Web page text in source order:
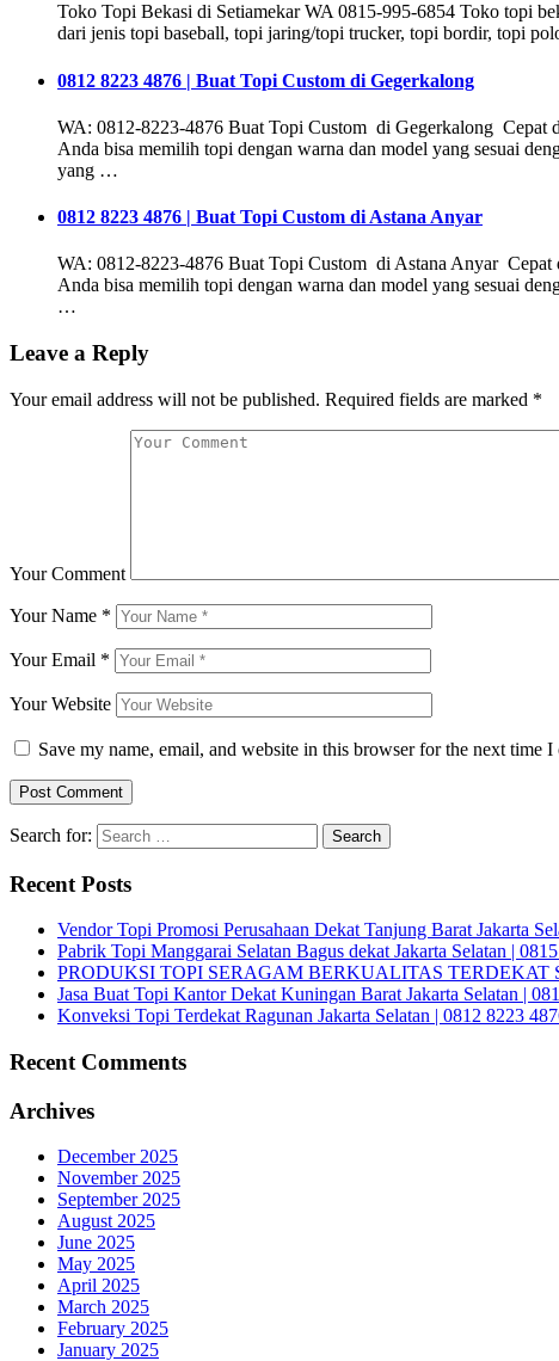
Toko Topi Bekasi di Setiamekar WA 0815-995-6854 Toko topi
dari jenis topi baseball, topi jaring/topi trucker, topi bordir, topi
0812 8223 4876 | Buat Topi Custom di Gegerkalong
WA: 0812-8223-4876 Buat Topi Custom di Gegerkalong Cepat
Anda bisa memilih topi dengan warna dan model yang sesuai
yang …
0812 8223 4876 | Buat Topi Custom di Astana Anyar
WA: 0812-8223-4876 Buat Topi Custom di Astana Anyar Cepat
Anda bisa memilih topi dengan warna dan model yang sesuai
…
Leave a Reply
Your email address will not be published. Required fields are marked *
Your Comment
Your Name *
Your Email *
Your Website
Save my name, email, and website in this browser for the next time I
Search for:
Recent Posts
Vendor Topi Promosi Perusahaan Dekat Tanjung Barat Jakarta
Pabrik Topi Manggarai Selatan Bagus dekat Jakarta Selatan |
PRODUKSI TOPI SERAGAM BERKUALITAS TERDEKAT
Jasa Buat Topi Kantor Dekat Kuningan Barat Jakarta Selatan |
Konveksi Topi Terdekat Ragunan Jakarta Selatan | 0812 8223
Recent Comments
Archives
December 2025
November 2025
September 2025
August 2025
June 2025
May 2025
April 2025
March 2025
February 2025
January 2025